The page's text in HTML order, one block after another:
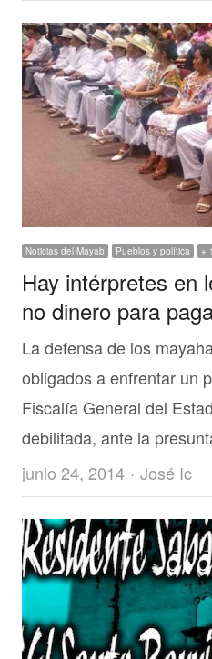
Noticias del Mayab Pueblos y política +
Hay intérpretes en
no dinero para
La defensa de los
obligados a enfrentar un
Fiscalía General del
debilitada, ante la
junio 24, 2014
Author
José Ic